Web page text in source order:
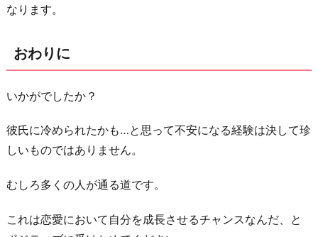
なります。
おわりに
いかがでしたか？
彼氏に冷められたかも…と思って不安になる経験は決して珍
しいものではありません。
むしろ多くの人が通る道です。
これは恋愛において自分を成長させるチャンスなんだ、と